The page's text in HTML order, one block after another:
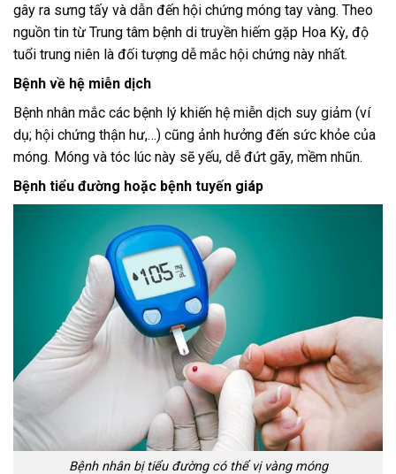
gây ra sưng tấy và dẫn đến hội chứng móng tay vàng. Theo
nguồn tin từ Trung tâm bệnh di truyền hiếm gặp Hoa Kỳ, độ
tuổi trung niên là đối tượng dễ mắc hội chứng này nhất.
Bệnh về hệ miễn dịch
Bệnh nhân mắc các bệnh lý khiến hệ miễn dịch suy giảm (ví
dụ; hội chứng thận hư,…) cũng ảnh hưởng đến sức khỏe của
móng. Móng và tóc lúc này sẽ yếu, dễ đứt gãy, mềm nhũn.
Bệnh tiểu đường hoặc bệnh tuyến giáp
Bệnh nhân bị tiểu đường có thể vị vàng móng